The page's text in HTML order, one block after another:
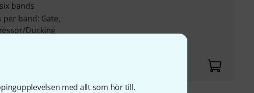
med allt som hör till.
bands
per band: Gate,
Ducking